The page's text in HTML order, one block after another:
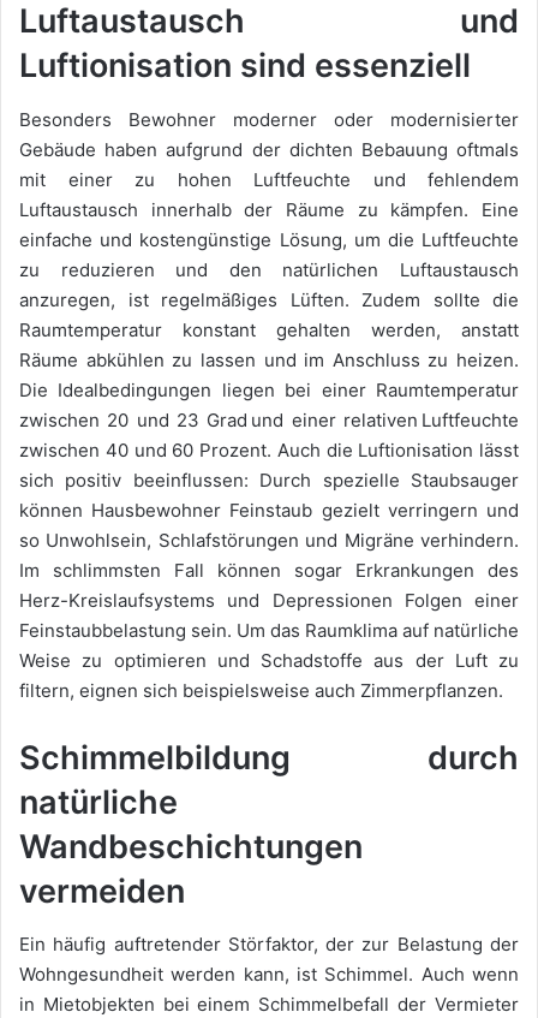
Luftaustausch und
Luftionisation sind essenziell
Besonders Bewohner moderner oder modernisierter
Gebäude haben aufgrund der dichten Bebauung oftmals
mit einer zu hohen Luftfeuchte und fehlendem
Luftaustausch innerhalb der Räume zu kämpfen. Eine
einfache und kostengünstige Lösung, um die Luftfeuchte
zu reduzieren und den natürlichen Luftaustausch
anzuregen, ist regelmäßiges Lüften. Zudem sollte die
Raumtemperatur konstant gehalten werden, anstatt
Räume abkühlen zu lassen und im Anschluss zu heizen.
Die Idealbedingungen liegen bei einer Raumtemperatur
zwischen 20 und 23 Grad und einer relativen Luftfeuchte
zwischen 40 und 60 Prozent. Auch die Luftionisation lässt
sich positiv beeinflussen: Durch spezielle Staubsauger
können Hausbewohner Feinstaub gezielt verringern und
so Unwohlsein, Schlafstörungen und Migräne verhindern.
Im schlimmsten Fall können sogar Erkrankungen des
Herz-Kreislaufsystems und Depressionen Folgen einer
Feinstaubbelastung sein. Um das Raumklima auf natürliche
Weise zu optimieren und Schadstoffe aus der Luft zu
filtern, eignen sich beispielsweise auch Zimmerpflanzen.
Schimmelbildung durch
natürliche
Wandbeschichtungen
vermeiden
Ein häufig auftretender Störfaktor, der zur Belastung der
Wohngesundheit werden kann, ist Schimmel. Auch wenn
in Mietobjekten bei einem Schimmelbefall der Vermieter